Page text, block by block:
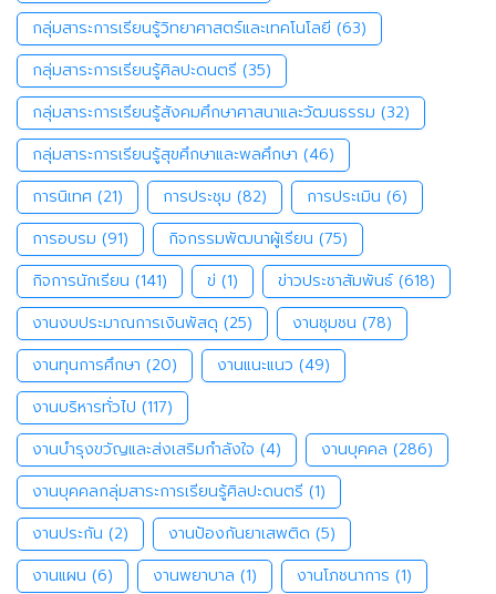
กลุ่มสาระการเรียนรู้วิทยาศาสตร์และเทคโนโลยี (63)
กลุ่มสาระการเรียนรู้ศิลปะดนตรี (35)
กลุ่มสาระการเรียนรู้สังคมศึกษาศาสนาและวัฒนธรรม (32)
กลุ่มสาระการเรียนรู้สุขศึกษาและพลศึกษา (46)
การนิเทศ (21) การประชุม (82) การประเมิน (6)
การอบรม (91) กิจกรรมพัฒนาผู้เรียน (75)
กิจการนักเรียน (141) ข่ (1) ข่าวประชาสัมพันธ์ (618)
งานงบประมาณการเงินพัสดุ (25) งานชุมชน (78)
งานทุนการศึกษา (20) งานแนะแนว (49)
งานบริหารทั่วไป (117)
งานบำรุงขวัญและส่งเสริมกำลังใจ (4) งานบุคคล (286)
งานบุคคลกลุ่มสาระการเรียนรู้ศิลปะดนตรี (1)
งานประกัน (2) งานป้องกันยาเสพติด (5)
งานแผน (6) งานพยาบาล (1) งานโภชนาการ (1)